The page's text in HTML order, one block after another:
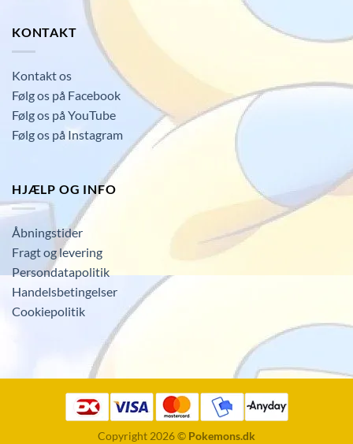
KONTAKT
Kontakt os
Følg os på Facebook
Følg os på YouTube
Følg os på Instagram
HJÆLP OG INFO
Åbningstider
Fragt og levering
Persondatapolitik
Handelsbetingelser
Cookiepolitik
Copyright 2026 © Pokemons.dk